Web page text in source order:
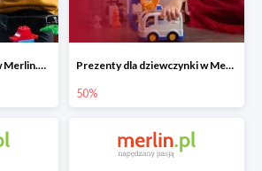
Prezenty dla chłopca w Merlin.pl do -50% Prezenty dla dziewczynki w Merlin.pl do -50%
50%